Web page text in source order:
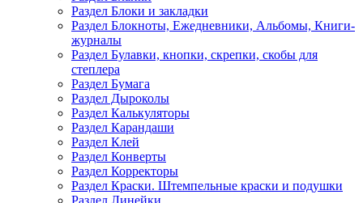
Раздел Блоки и закладки
Раздел Блокноты, Ежедневники, Альбомы, Книги-
журналы
Раздел Булавки, кнопки, скрепки, скобы для
степлера
Раздел Бумага
Раздел Дыроколы
Раздел Калькуляторы
Раздел Карандаши
Раздел Клей
Раздел Конверты
Раздел Корректоры
Раздел Краски. Штемпельные краски и подушки